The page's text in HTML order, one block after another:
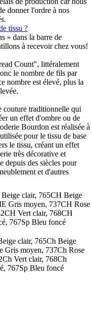
donner l'ordre à nos
tissu ?
» dans la barre de
à recevoir chez vous!
Count", littéralement
le nombre de fils par
nombre est élevé, plus la
couture traditionnelle qui
un effet d'ombre ou de
Bourdon est réalisée à
pour le tissu de base
le tissu, créant un effet
très décorative et
depuis des siècles pour
et d'autres
clair, 765CH Beige
Gris moyen, 737CH Rose
Vert clair, 768CH
767Sp Bleu foncé
clair, 765Ch Beige
Gris moyen, 737Ch Rose
Vert clair, 768Ch
767Sp Bleu foncé